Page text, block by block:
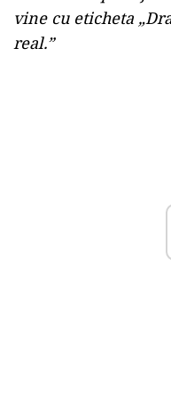
vine cu eticheta
real.”